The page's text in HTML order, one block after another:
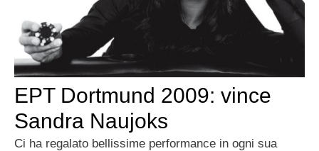
EPT Dortmund 2009: vince
Sandra Naujoks
Ci ha regalato bellissime performance in ogni sua